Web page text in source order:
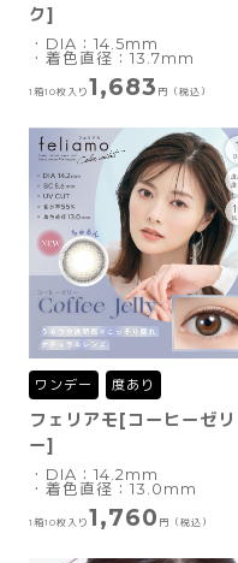
ク]
・DIA：14.5mm
・着色直径：13.7mm
1箱10枚入り 1,683 円（税込）
ワンデー 度あり
フェリアモ[コーヒーゼリ
ー]
・DIA：14.2mm
・着色直径：13.0mm
1箱10枚入り 1,760 円（税込）